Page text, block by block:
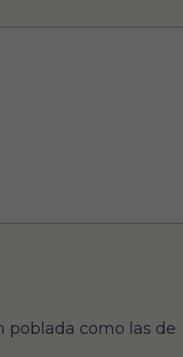
poblada como las de